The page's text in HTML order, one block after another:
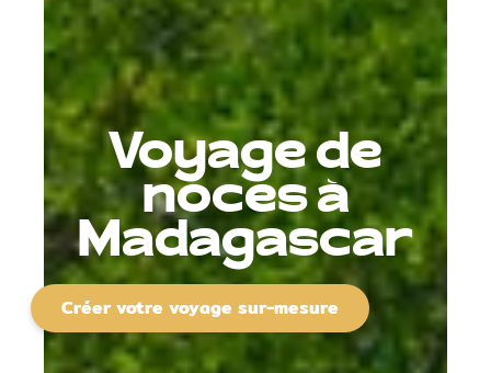
Voyage de
noces à
Madagascar
Créer votre voyage sur-mesure